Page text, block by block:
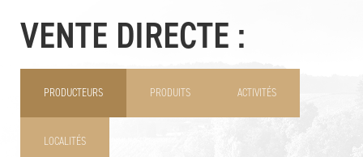
VENTE DIRECTE :
PRODUCTEURS PRODUITS ACTIVITÉS
LOCALITÉS